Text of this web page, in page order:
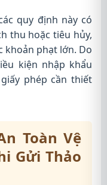
quy định này có
thu hoặc tiêu hủy,
khoản phạt lớn. Do
kiện nhập khẩu
phép cần thiết
Toàn Vệ
Gửi Thảo